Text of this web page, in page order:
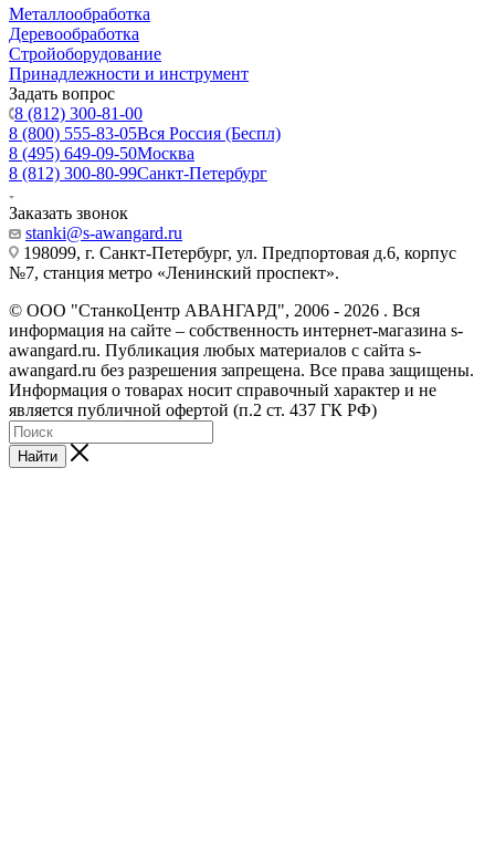
Металлообработка
Деревообработка
Стройоборудование
Принадлежности и инструмент
Задать вопрос
8 (812) 300-81-00
8 (800) 555-83-05Вся Россия (Беспл)
8 (495) 649-09-50Москва
8 (812) 300-80-99Санкт-Петербург
Заказать звонок
stanki@s-awangard.ru
198099, г. Санкт-Петербург, ул. Предпортовая д.6, корпус
№7, станция метро «Ленинский проспект».
© ООО "СтанкоЦентр АВАНГАРД", 2006 - 2026 . Вся
информация на сайте – собственность интернет-магазина s-
awangard.ru. Публикация любых материалов с сайта s-
awangard.ru без разрешения запрещена. Все права защищены.
Информация о товарах носит справочный характер и не
является публичной офертой (п.2 ст. 437 ГК РФ)
Найти